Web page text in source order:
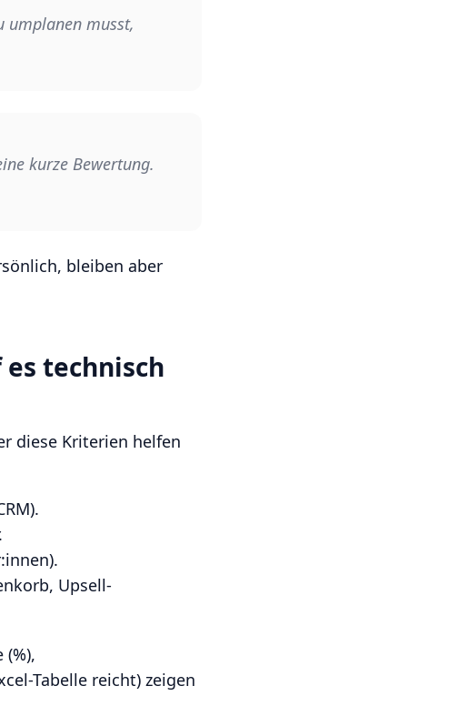
umplanen musst,
kurze Bewertung.
bleiben aber
technisch
diese Kriterien helfen
Upsell-
Tabelle reicht) zeigen